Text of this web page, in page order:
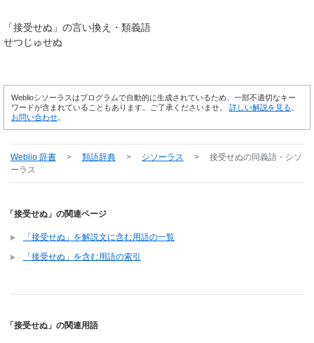
「接受せぬ 」の言い換え・類義語
せつじゅせぬ
Weblioシソーラスはプログラムで自動的に生成されているため、一部不適切なキー
ワードが含まれていることもあります。ご了承くださいませ。 詳しい解説を見る
お問い合わせ
Weblio 辞書 > 類語辞典 > シソーラス > 接受せぬの同義語・シソ
ーラス
「接受せぬ」の関連ページ
「接受せぬ」を解説文に含む用語の一覧
「接受せぬ」を含む用語の索引
「接受せぬ」の関連用語